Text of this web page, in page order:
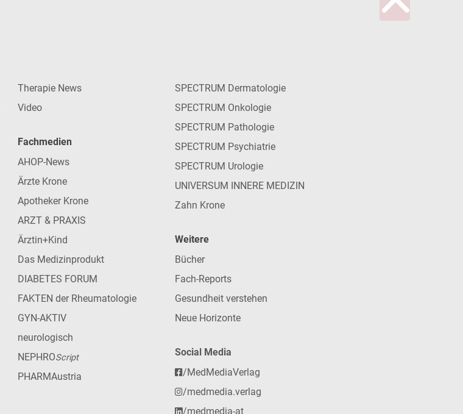
Therapie News
Video
Fachmedien
AHOP-News
Ärzte Krone
Apotheker Krone
ARZT & PRAXIS
Ärztin+Kind
Das Medizinprodukt
DIABETES FORUM
FAKTEN der Rheumatologie
GYN-AKTIV
neurologisch
NEPHROScript
PHARMAustria
SPECTRUM Dermatologie
SPECTRUM Onkologie
SPECTRUM Pathologie
SPECTRUM Psychiatrie
SPECTRUM Urologie
UNIVERSUM INNERE MEDIZIN
Zahn Krone
Weitere
Bücher
Fach-Reports
Gesundheit verstehen
Neue Horizonte
Social Media
/MedMediaVerlag
/medmedia.verlag
/medmedia-at